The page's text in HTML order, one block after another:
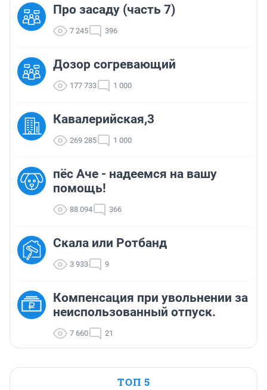
Про засаду (часть 7)
7 245 396
Дозор согревающий
177 733 1 000
Кавалерийская,3
269 285 1 000
пёс Аче - надеемся на вашу
помощь!
88 094 366
Скала или Ротбанд
3 933 9
Компенсация при увольнении за
неиспользованный отпуск.
7 660 21
ТОП 5